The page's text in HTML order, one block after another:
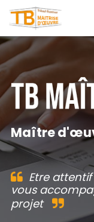
au
contenu
principal
Maître
Etre
vous
projet